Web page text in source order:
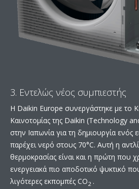
3. Εντελώς νέος συμπιεστής
Η Daikin Europe συνεργάστηκε με το
Καινοτομίας της Daikin (Technology
στην Ιαπωνία για τη δημιουργία ενός
παρέχει νερό στους 70°C. Αυτή η
θερμοκρασίας είναι και η πρώτη που
ενεργειακά πιο αποδοτικό ψυκτικό
λιγότερες εκπομπές CO2 .